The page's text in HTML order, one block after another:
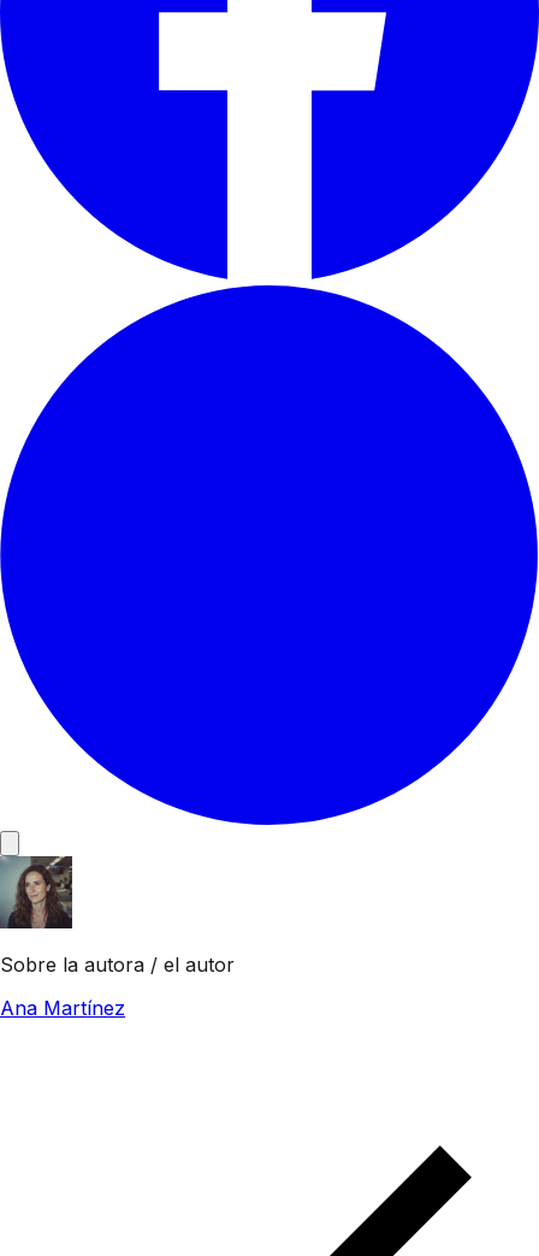
Sobre la autora / el autor
Ana Martínez